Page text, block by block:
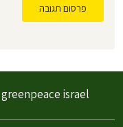
פרסום תגובה